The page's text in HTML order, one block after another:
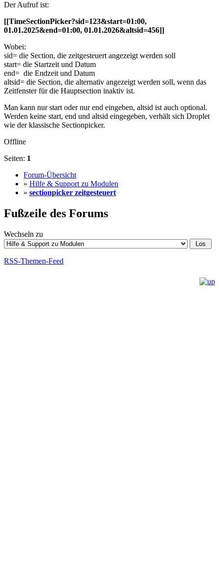
Der Aufruf ist:
[[TimeSectionPicker?sid=123&start=01:00,
01.01.2025&end=01:00, 01.01.2026&altsid=456]]
Wobei:
sid= die Section, die zeitgesteuert angezeigt werden soll
start= die Startzeit und Datum
end= die Endzeit und Datum
altsid= die Section, die alternativ angezeigt werden soll, wenn das
Zeitfenster für die Hauptsection inaktiv ist.
Man kann nur start oder nur end eingeben, altsid ist auch optional.
Werden keine start, end und altsid eingegeben, verhält sich Droplet
wie der klassische Sectionpicker.
Offline
Seiten: 1
Forum-Übersicht
» Hilfe & Support zu Modulen
» sectionpicker zeitgesteuert
Fußzeile des Forums
Wechseln zu
RSS-Themen-Feed